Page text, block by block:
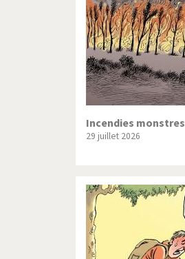
Incendies monstres
29 juillet 2026